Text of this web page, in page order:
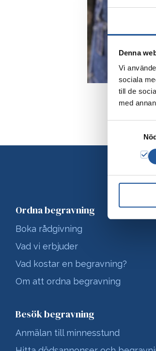
Denna
Vi
sociala
till de
med
Ordna begravning
Boka rådgivning
Vad vi erbjuder
Vad kostar en begravning?
Om att ordna begravning
Besök begravning
Anmälan till minnesstund